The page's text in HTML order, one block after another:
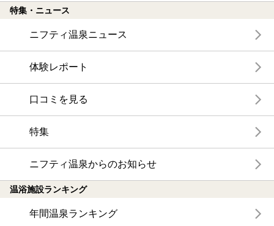
特集・ニュース
ニフティ温泉ニュース
体験レポート
口コミを見る
特集
ニフティ温泉からのお知らせ
温浴施設ランキング
年間温泉ランキング